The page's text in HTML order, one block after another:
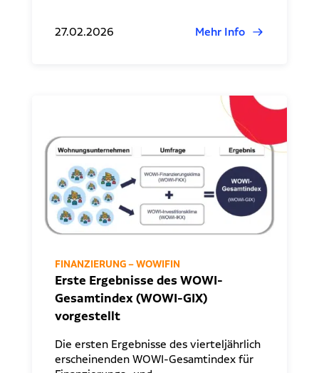
27.02.2026 Mehr Info
FINANZIERUNG – WOWIFIN
Erste Ergebnisse des WOWI-
Gesamtindex (WOWI-GIX)
vorgestellt
Die ersten Ergebnisse des vierteljährlich
erscheinenden WOWI-Gesamtindex für